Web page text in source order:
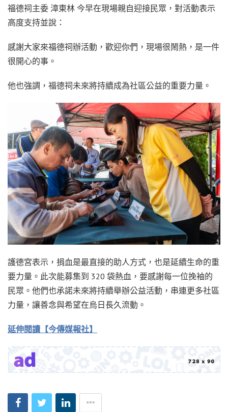
福德祠主委 漳東林 今早在現場親自迎接民眾，對活動表示
高度支持並說：
感謝大家來福德祠辦活動，歡迎你們，現場很鬧熱，是一件
很開心的事。
他也強調，福德祠未來將持續成為社區公益的重要力量。
護德宮表示，捐血是最直接的助人方式，也是延續生命的重
要力量。此次能募集到 320 袋熱血，要感謝每一位挽袖的
民眾。他們也承諾未來將持續舉辦公益活動，串連更多社區
力量，讓善念與希望在烏日長久流動。
延伸閱讀【今傳媒報社】